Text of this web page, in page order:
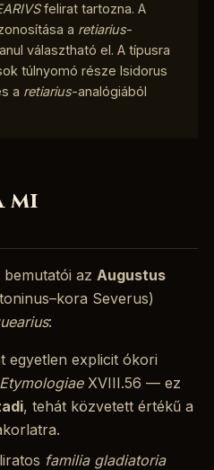
felirat tartozna. A
a retiarius-
választható el. A típusra
túlnyomó része Isidorus
a retiarius-analógiából
mi
bemutatói az Augustus
Severus)
:
egyetlen explicit ókori
EtymologiaeXVIII.56 — ez
, tehát közvetett értékű a
familia gladiatoria